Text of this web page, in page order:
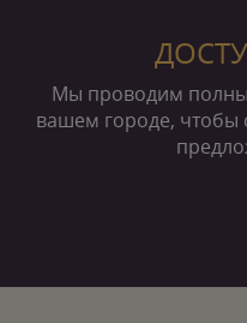
Мы проводим
вашем городе, чтобы